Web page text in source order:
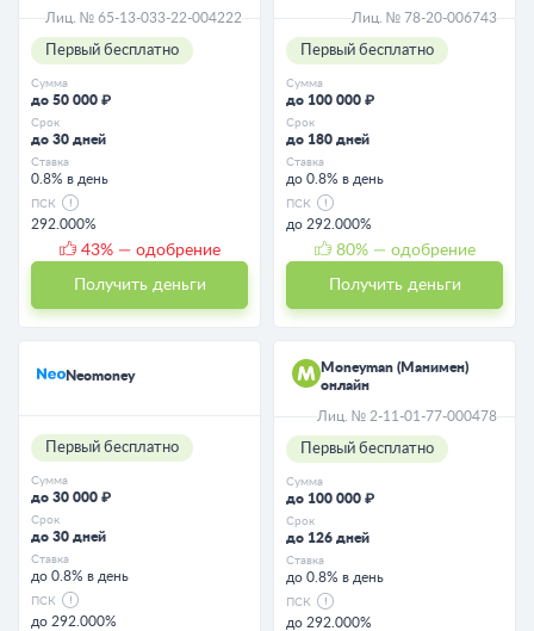
Лиц. № 65-13-033-22-004222
Первый бесплатно
Сумма
до 50 000 ₽
Срок
до 30 дней
Ставка
0.8% в день
ПСК
292.000%
43% — одобрение
Получить деньги
Лиц. № 78-20-006743
Первый бесплатно
Сумма
до 100 000 ₽
Срок
до 180 дней
Ставка
до 0.8% в день
ПСК
до 292.000%
80% — одобрение
Получить деньги
Neomoney
Первый бесплатно
Сумма
до 30 000 ₽
Срок
до 30 дней
Ставка
до 0.8% в день
ПСК
до 292.000%
Moneyman (Манимен)
онлайн
Лиц. № 2-11-01-77-000478
Первый бесплатно
Сумма
до 100 000 ₽
Срок
до 126 дней
Ставка
до 0.8% в день
ПСК
до 292.000%